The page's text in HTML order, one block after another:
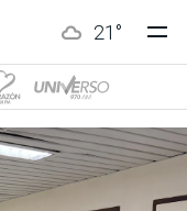
21 °